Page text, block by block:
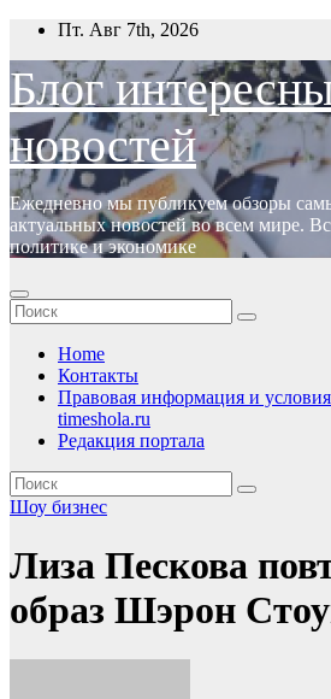
Перейти
содержимому
Пт. Авг 7th, 2026
Блог
новостей
Ежедневно мы публикуем обзоры
актуальных новостей во всем мире.
политике и экономике
Home
Контакты
Правовая информация и условия
timeshola.ru
Редакция портала
Шоу бизнес
Лиза Пескова
образ Шэрон